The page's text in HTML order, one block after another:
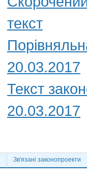
20.03.2017
Текст
20.03.2017
Зв'язані законопроекти